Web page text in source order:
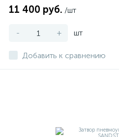
11 400 руб. /шт
- + шт
Добавить к сравнению